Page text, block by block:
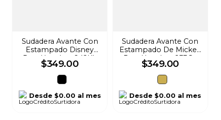
Sudadera Avante Con
Estampado Disney
Para Hombre 842Kk
$349.00
Desde$0.00 al mes
Sudadera Avante Con
Estampado De Mickey
Para Hombre 833Gc
$349.00
Desde $0.00 al mes